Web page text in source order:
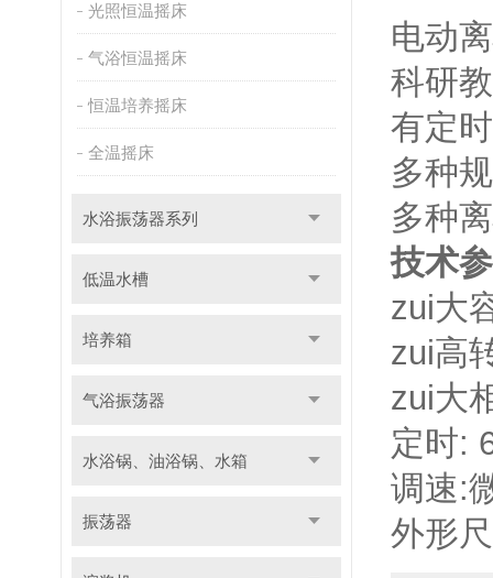
光照恒温摇床
气浴恒温摇床
恒温培养摇床
全温摇床
水浴振荡器系列
低温水槽
培养箱
气浴振荡器
水浴锅、油浴锅、水箱
振荡器
电动
科研
有定
多种
多种
技术
zui大
zui高
zui大
定时:
调速:
外形